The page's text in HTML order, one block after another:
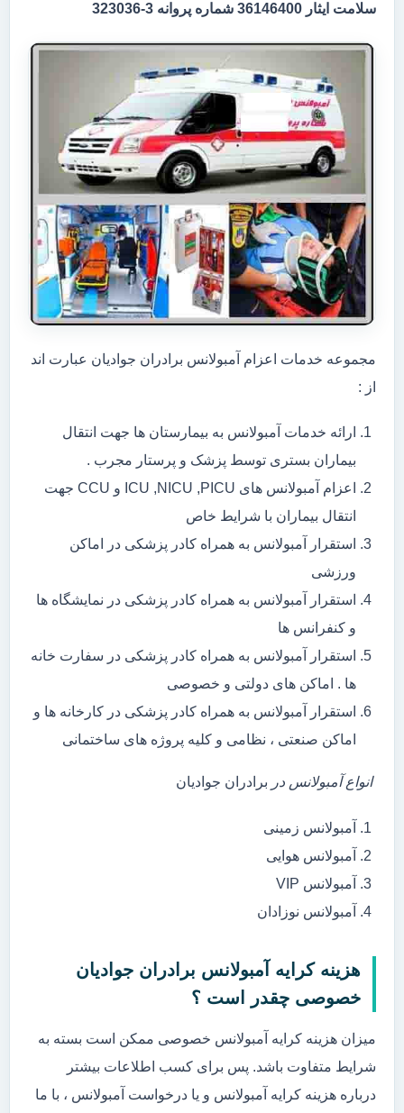
سلامت ایثار 36146400 شماره پروانه 3-323036
مجموعه خدمات اعزام آمبولانس برادران جوادیان عبارت اند
از :
ارائه خدمات آمبولانس به بیمارستان ها جهت انتقال
بیماران بستری توسط پزشک و پرستار مجرب .
اعزام آمبولانس های ICU ,NICU ,PICU و CCU جهت
انتقال بیماران با شرایط خاص
استقرار آمبولانس به همراه کادر پزشکی در اماکن
ورزشی
استقرار آمبولانس به همراه کادر پزشکی در نمایشگاه ها
و کنفرانس ها
استقرار آمبولانس به همراه کادر پزشکی در سفارت خانه
ها . اماکن های دولتی و خصوصی
استقرار آمبولانس به همراه کادر پزشکی در کارخانه ها و
اماکن صنعتی ، نظامی و کلیه پروژه های ساختمانی
انواع آمبولانس در برادران جوادیان
آمبولانس زمینی
آمبولانس هوایی
آمبولانس VIP
آمبولانس نوزادان
هزینه کرایه آمبولانس برادران جوادیان
خصوصی چقدر است ؟
میزان هزینه کرایه آمبولانس خصوصی ممکن است بسته به
شرایط متفاوت باشد. پس برای کسب اطلاعات بیشتر
درباره هزینه کرایه آمبولانس و یا درخواست آمبولانس ، با ما